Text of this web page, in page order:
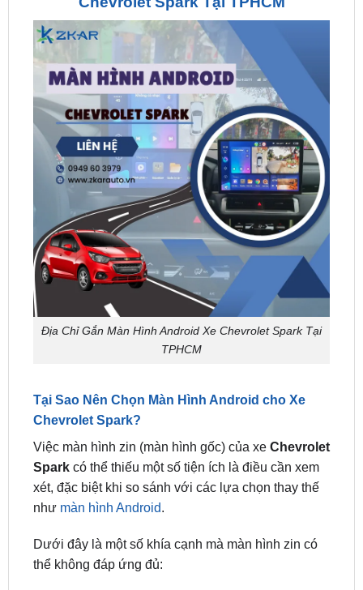
Địa Chỉ Gắn Màn Hình Android Xe Chevrolet Spark Tại
TPHCM
Tại Sao Nên Chọn Màn Hình Android cho Xe
Việc màn hình zin (màn hình gốc) của xeChevrolet
Sparkcó thể thiếu một số tiện ích là điều cần xem
xét, đặc biệt khi so sánh với các lựa chọn thay thế
nhưmàn hình Android.
Dưới đây là một số khía cạnh mà màn hình zin có
Giới Hạn về Kết Nối và Tích Hợp: Màn hình zin